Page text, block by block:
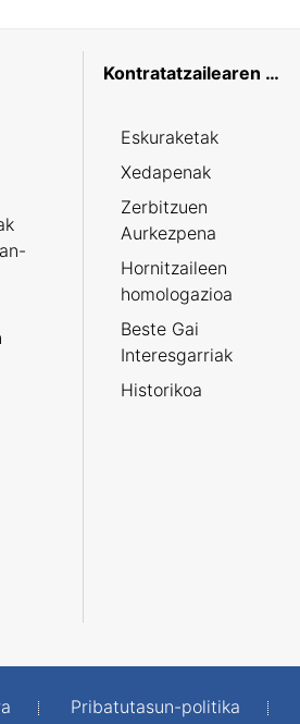
Kontratatzailearen profila
Eskuraketak
Xedapenak
Zerbitzuen
Aurkezpena
Hornitzaileen
homologazioa
Beste Gai
Interesgarriak
Historikoa
Pribatutasun-politika